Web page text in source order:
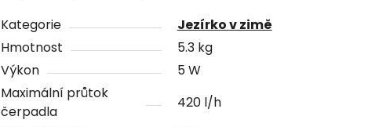
Kategorie
Jezírko v zimě
Hmotnost
5.3 kg
Výkon
5 W
Maximální průtok
čerpadla
420 l/h